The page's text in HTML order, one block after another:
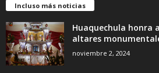
Incluso más noticias
Huaquechula honra
altares
noviembre 2, 2024